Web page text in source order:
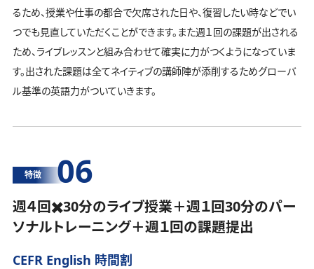
るため、授業や仕事の都合で欠席された日や、復習したい時などでい
つでも見直していただくことができます。また週１回の課題が出される
ため、ライブレッスンと組み合わせて確実に力がつくようになっていま
す。出された課題は全てネイティブの講師陣が添削するためグローバ
ル基準の英語力がついていきます。
特徴 06
週４回✖️30分のライブ授業＋週１回30分のパー
ソナルトレーニング＋週１回の課題提出
CEFR English 時間割